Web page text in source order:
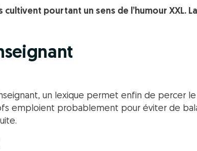
pourtant un sens de l’humour XXL.
un lexique permet enfin de percer le
emploient probablement pour éviter de